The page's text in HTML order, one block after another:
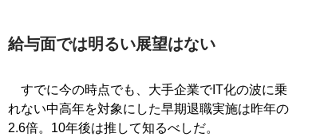
給与面では明るい展望はない
すでに今の時点でも、大手企業でIT化の波に乗
れない中高年を対象にした早期退職実施は昨年の
2.6倍。10年後は推して知るべしだ。